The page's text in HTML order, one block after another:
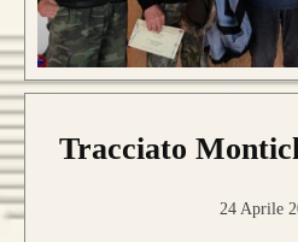
Tracciato
24 Aprile